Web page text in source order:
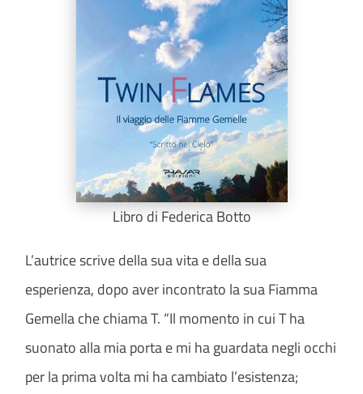
Libro di Federica Botto
L’autrice scrive della sua vita e della sua
esperienza, dopo aver incontrato la sua Fiamma
Gemella che chiama T. “Il momento in cui T ha
suonato alla mia porta e mi ha guardata negli occhi
per la prima volta mi ha cambiato l’esistenza;